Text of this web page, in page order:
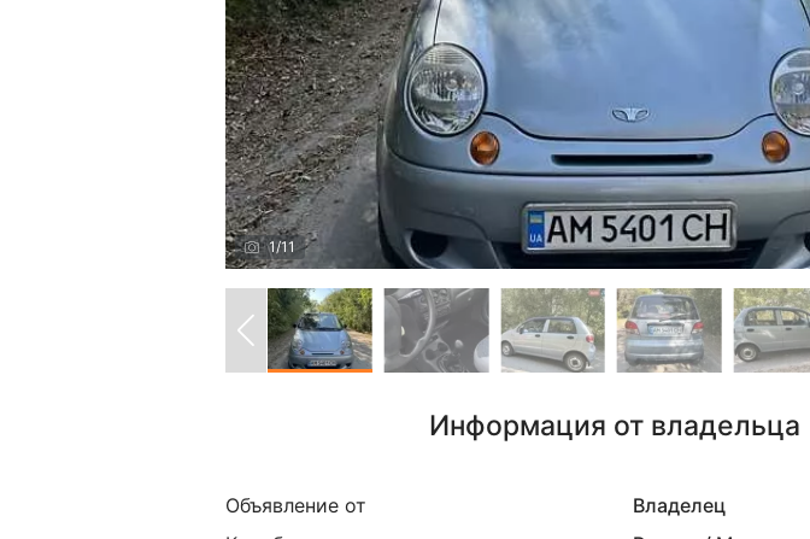
1/11
Информация от владельца
Объявление от
Владелец